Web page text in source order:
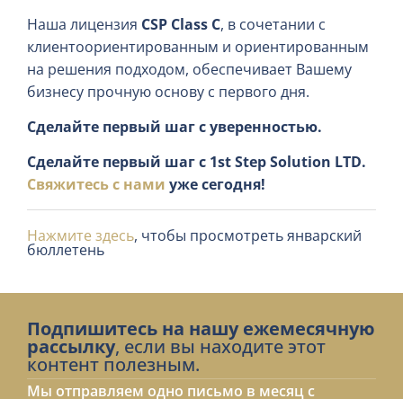
Наша лицензия CSP Class C, в сочетании с
клиентоориентированным и ориентированным
на решения подходом, обеспечивает Вашему
бизнесу прочную основу с первого дня.
Сделайте первый шаг с уверенностью.
Сделайте первый шаг с 1st Step Solution LTD.
Свяжитесь с нами уже сегодня!
Нажмите здесь, чтобы просмотреть январский
бюллетень
Подпишитесь на нашу ежемесячную
рассылку, если вы находите этот
контент полезным.
Мы отправляем одно письмо в месяц с